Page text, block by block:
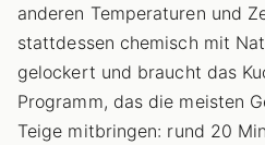
anderen Temperaturen und
stattdessen chemisch mit
gelockert und braucht das
Programm, das die meisten
Teige mitbringen: rund 20